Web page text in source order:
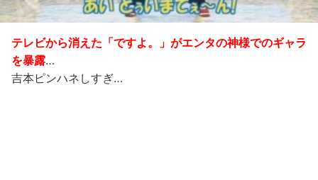
テレビから消えた「ですよ。」がエンタの神様でのギャラ
を暴露…
吉本ピンハネしすぎ…